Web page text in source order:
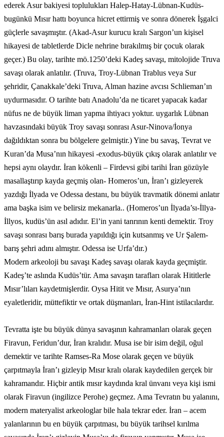
ederek Asur bakiyesi toplulukları Halep-Hatay-Lübnan-Kudüs-
bugünkü Mısır hattı boyunca hicret ettirmiş ve sonra dönerek İşgalci
güçlerle savaşmıştır. (Akad-Asur kurucu kralı Sargon’un kişisel
hikayesi de tabletlerde Dicle nehrine bırakılmış bir çocuk olarak
geçer.) Bu olay, tarihte mö.1250’deki Kadeş savaşı, mitolojide Truva
savaşı olarak anlatılır. (Truva, Troy-Lübnan Trablus veya Sur
şehridir, Çanakkale’deki Truva, Alman hazine avcısı Schlieman’ın
uydurmasıdır. O tarihte batı Anadolu’da ne ticaret yapacak kadar
nüfus ne de büyük liman yapma ihtiyacı yoktur. uygarlık Lübnan
havzasındaki büyük Troy savaşı sonrası Asur-Ninova/İonya
dağıldıktan sonra bu bölgelere gelmiştir.) Yine bu savaş, Tevrat ve
Kuran’da Musa’nın hikayesi -exodus-büyük çıkış olarak anlatılır ve
hepsi aynı olaydır. İran kökenli – Firdevsi gibi tarihi İran gözüyle
masallaştırıp kayda geçmiş olan- Homeros’un, İran’ı gizleyerek
yazdığı İlyada ve Odessa destanı, bu büyük travmatik dönemi anlatır
ama başka isim ve belirsiz mekanarla.. (Homeros’un İlyada’sı-İllya-
İllyos, kudüs’ün asıl adıdır. El’in yani tanrının kenti demektir. Troy
savaşı sonrası barış burada yapıldığı için kutsanmış ve Ur Şalem-
barış şehri adını almıştır. Odessa ise Urfa’dır.)
Modern arkeoloji bu savaşı Kadeş savaşı olarak kayda geçmiştir.
Kadeş’te aslında Kudüs’tür. Ama savaşın tarafları olarak Hititlerle
Mısır’lıları kaydetmişlerdir. Oysa Hitit ve Mısır, Asurya’nın
eyaletleridir, müttefiktir ve ortak düşmanları, İran-Hint istilacılardır.
Tevratta işte bu büyük dünya savaşının kahramanları olarak geçen
Firavun, Feridun’dur, İran kralıdır. Musa ise bir isim değil, oğul
demektir ve tarihte Ramses-Ra Mose olarak geçen ve büyük
çarpıtmayla İran’ı gizleyip Mısır kralı olarak kaydedilen gerçek bir
kahramandır. Hiçbir antik mısır kaydında kral ünvanı veya kişi ismi
olarak Firavun (ingilizce Perohe) geçmez. Ama Tevratın bu yalanını,
modern materyalist arkeologlar bile hala tekrar eder. İran – acem
yalanlarının bu en büyük çarpıtması, bu büyük tarihsel kırılma